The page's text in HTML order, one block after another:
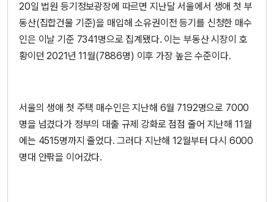
20일 법원 등기정보광장에 따르면 지난달 서울에서 생애 첫 부
동산(집합건물 기준)을 매입해 소유권이전 등기를 신청한 매수
인은 이날 기준 7341명으로 집계됐다. 이는 부동산 시장이 호
황이던 2021년 11월(7886명) 이후 가장 높은 수준이다.
서울의 생애 첫 주택 매수인은 지난해 6월 7192명으로 7000
명을 넘겼다가 정부의 대출 규제 강화로 점점 줄어 지난해 11월
에는 4515명까지 줄었다. 그러다 지난해 12월부터 다시 6000
명대 안팎을 이어갔다.